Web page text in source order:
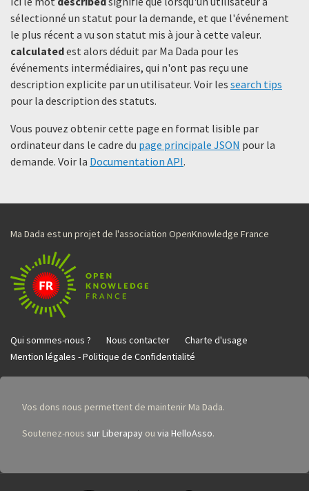
sélectionné un statut ​​pour la demande, et que l'événement
le plus récent a vu son statut mis à jour à cette valeur.
calculatedest alors déduit par Ma Dada pour les
événements intermédiaires, qui n'ont pas reçu une
description explicite par un utilisateur. Voir les search tips
pour la description des statuts.
Vous pouvez obtenir cette page en format lisible par
ordinateur dans le cadre du page principale JSON pour la
demande. Voir la Documentation API.
Ma Dada est un projet de l'association OpenKnowledge France
Qui sommes-nous ? Nous contacter
Charte d'usage
Mention légales - Politique de Confidentialité
Vos dons nous permettent de maintenir Ma Dada.
Soutenez-nous sur Liberapay ou via HelloAsso.